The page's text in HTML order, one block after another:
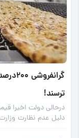
ترسند!
دلیل عدم نظارت